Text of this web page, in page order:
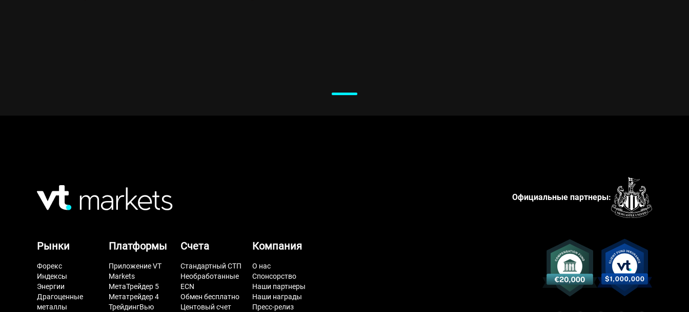
Официальные партнеры:
Рынки
Форекс
Индексы
Энергии
Драгоценные
металлы
Платформы
Приложение VT
Markets
МетаТрейдер 5
Метатрейдер 4
ТрейдингВью
Счета
Стандартный СТП
Необработанные
ECN
Обмен бесплатно
Центовый счет
Компания
О нас
Спонсорство
Наши партнеры
Наши награды
Пресс-релиз